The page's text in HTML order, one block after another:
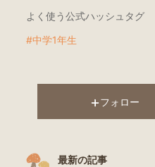
よく使う公式ハッシュタグ
#中学1年生
フォロー
最新の記事